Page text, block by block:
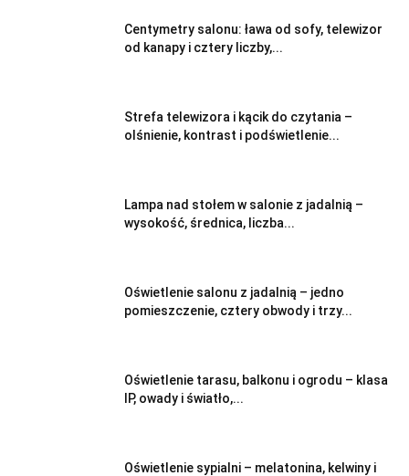
Centymetry salonu: ława od sofy, telewizor
od kanapy i cztery liczby,...
Strefa telewizora i kącik do czytania –
olśnienie, kontrast i podświetlenie...
Lampa nad stołem w salonie z jadalnią –
wysokość, średnica, liczba...
Oświetlenie salonu z jadalnią – jedno
pomieszczenie, cztery obwody i trzy...
Oświetlenie tarasu, balkonu i ogrodu – klasa
IP, owady i światło,...
Oświetlenie sypialni – melatonina, kelwiny i